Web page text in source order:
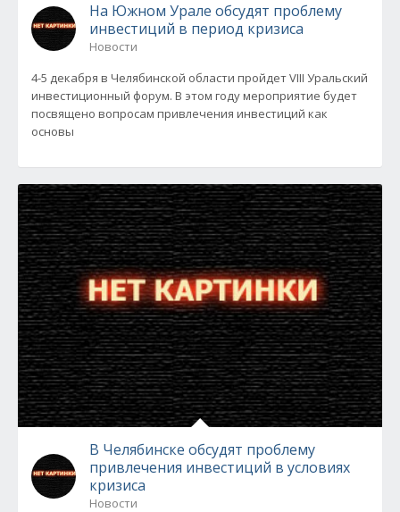
На Южном Урале обсудят проблему
инвестиций в период кризиса
Новости
4-5 декабря в Челябинской области пройдет VIII Уральский
инвестиционный форум. В этом году мероприятие будет
посвящено вопросам привлечения инвестиций как
основы
В Челябинске обсудят проблему
привлечения инвестиций в условиях
кризиса
Новости